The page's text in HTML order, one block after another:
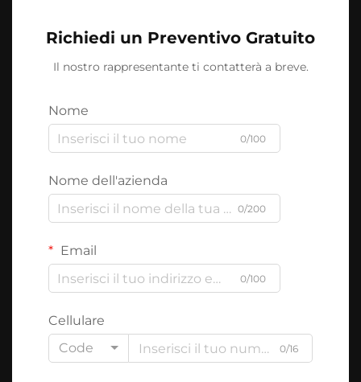
Richiedi un Preventivo Gratuito
Il nostro rappresentante ti contatterà a breve.
Nome
0/100
Nome dell'azienda
0/200
Email
0/100
Cellulare
Code
0/16